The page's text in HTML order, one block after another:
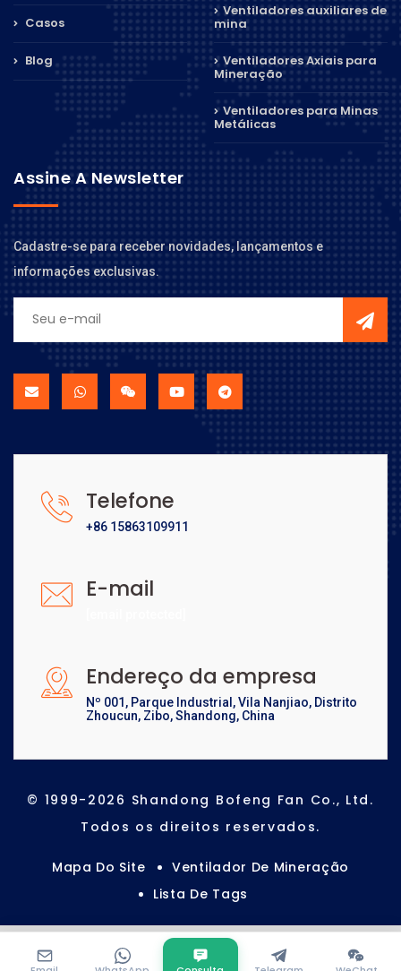
Casos
Blog
Ventiladores auxiliares de
mina
Ventiladores Axiais para
Mineração
Ventiladores para Minas
Metálicas
Assine A Newsletter
Cadastre-se para receber novidades, lançamentos e
informações exclusivas.
Telefone
+86 15863109911
E-mail
Endereço da empresa
Nº 001, Parque Industrial, Vila Nanjiao, Distrito
Zhoucun, Zibo, Shandong, China
© 1999-2026 Shandong Bofeng Fan Co., Ltd.
Todos os direitos reservados.
Mapa Do Site
Ventilador De Mineração
Lista De Tags